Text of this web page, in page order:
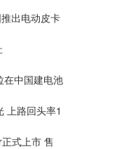
出电动皮卡
在中国建电池
上路回头率1
式上市 售